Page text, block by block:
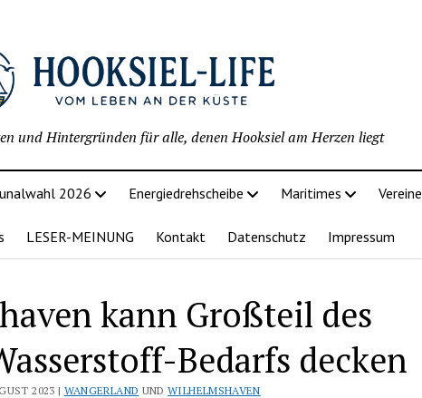
und Hintergründen für alle, denen Hooksiel am Herzen liegt
2026 Energiedrehscheibe Maritimes Vereine
LESER-MEINUNG Kontakt Datenschutz Impressum
kann Großteil des
Bedarfs decken
2023 | WANGERLAND UNDWILHELMSHAVEN